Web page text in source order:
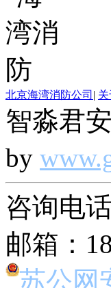
北京海湾消防公司 |
智淼君
by
咨询电
邮箱：
苏公网